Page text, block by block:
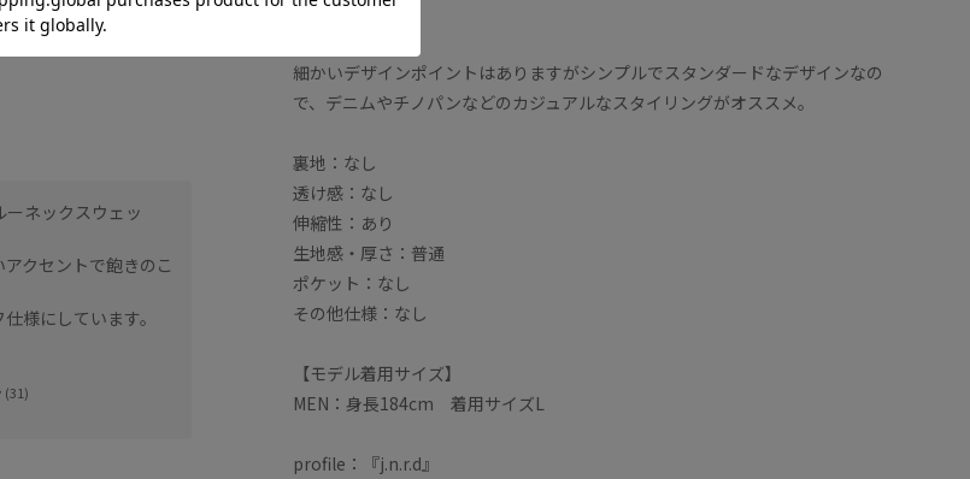
ネックスウェッ
クセントで飽きのこ
様にしています。
(31)
細かいデザインポイントはありますがシンプルでスタンダードなデザインなの
で、デニムやチノパンなどのカジュアルなスタイリングがオススメ。
裏地：なし
透け感：なし
伸縮性：あり
生地感・厚さ：普通
ポケット：なし
その他仕様：なし
【モデル着用サイズ】
MEN：身長184cm 着用サイズL
profile：『j.n.r.d』